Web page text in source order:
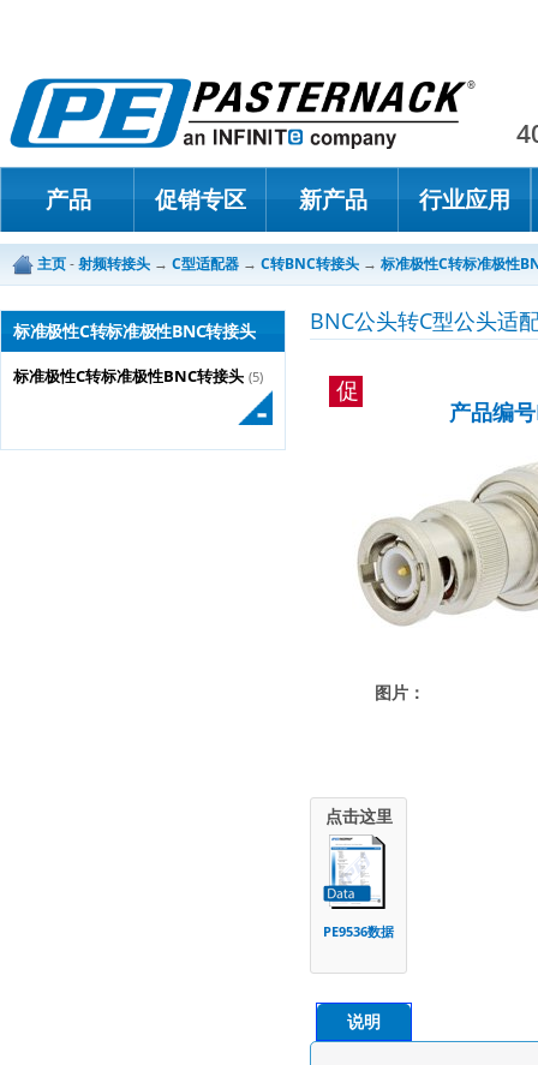
产品 促销专区 新产品 行业应用
主页-射频转接头 → C型适配器 → C转BNC转接头 → 标准极性C转标准极性
标准极性C转标准极性BNC转接头
标准极性C转标准极性BNC转接头 (5)
BNC公头转C型公头适
促
产品编
图片：
点击这里
PE9536数据
说明